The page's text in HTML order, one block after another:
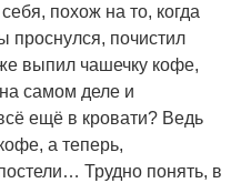
похож на то, когда
проснулся, почистил
выпил чашечку кофе,
самом деле и
ещё в кровати? Ведь
а теперь,
Трудно понять, в